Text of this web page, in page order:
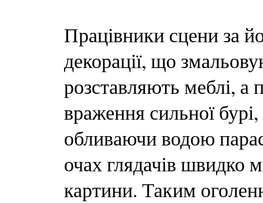
Працівники сцени за
декорації, що
розставляють меблі, а
враження сильної
обливаючи водою
очах глядачів швидко
картини. Таким